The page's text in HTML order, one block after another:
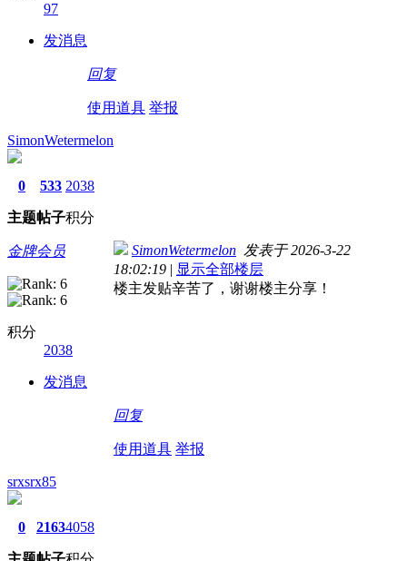
97
发消息
回复
使用道具 举报
SimonWetermelon
0
主题
533
帖子
2038
积分
金牌会员
积分
2038
发消息
SimonWetermelon 发表于 2026-3-22
18:02:19 | 显示全部楼层
楼主发贴辛苦了，谢谢楼主分享！
回复
使用道具 举报
srxsrx85
0 21634058